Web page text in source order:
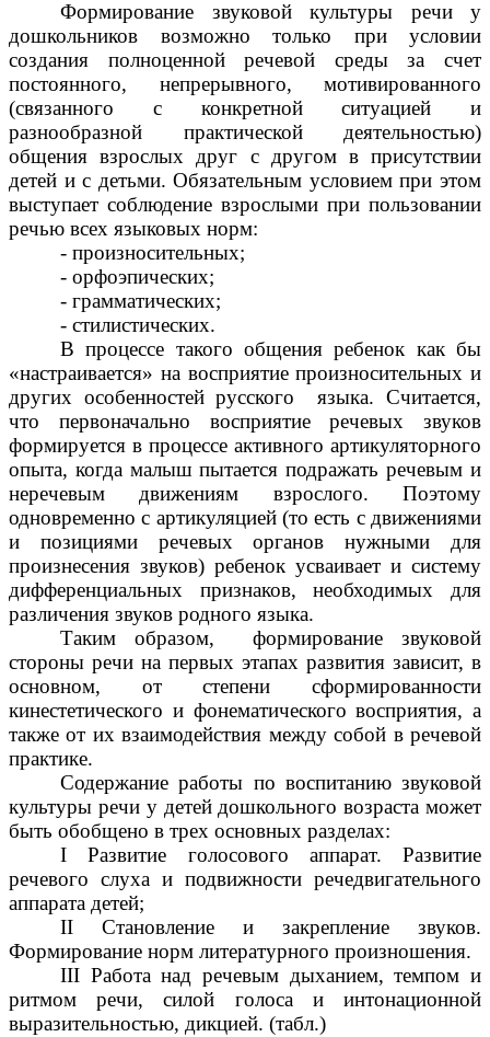
Формирование звуковой культуры речи у
дошкольников возможно только при условии
создания полноценной речевой среды за счет
постоянного, непрерывного, мотивированного
(связанного с конкретной ситуацией и
разнообразной практической деятельностью)
общения взрослых друг с другом в присутствии
детей и с детьми. Обязательным условием при этом
выступает соблюдение взрослыми при пользовании
речью всех языковых норм:
- произносительных;
- орфоэпических;
- грамматических;
- стилистических.
В процессе такого общения ребенок как бы
«настраивается» на восприятие произносительных и
других особенностей русского языка. Считается,
что первоначально восприятие речевых звуков
формируется в процессе активного артикуляторного
опыта, когда малыш пытается подражать речевым и
неречевым движениям взрослого. Поэтому
одновременно с артикуляцией (то есть с движениями
и позициями речевых органов нужными для
произнесения звуков) ребенок усваивает и систему
дифференциальных признаков, необходимых для
различения звуков родного языка.
Таким образом, формирование звуковой
стороны речи на первых этапах развития зависит, в
основном, от степени сформированности
кинестетического и фонематического восприятия, а
также от их взаимодействия между собой в речевой
практике.
Содержание работы по воспитанию звуковой
культуры речи у детей дошкольного возраста может
быть обобщено в трех основных разделах:
I Развитие голосового аппарат. Развитие
речевого слуха и подвижности речедвигательного
аппарата детей;
II Становление и закрепление звуков.
Формирование норм литературного произношения.
III Работа над речевым дыханием, темпом и
ритмом речи, силой голоса и интонационной
выразительностью, дикцией. (табл.)